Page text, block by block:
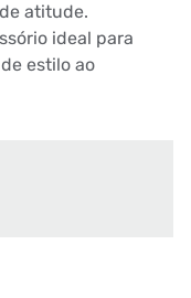
atitude.
ideal para
estilo ao